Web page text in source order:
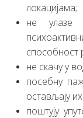
локацијама;
не улазе
способност
не скачу у
посебну
остављају
поштују